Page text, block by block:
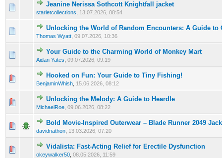
Jeanine Nerissa Sothcott Knightfall jacket
starletcollections 13.07.2026, 08:54
0 Bewertung(en) - 0 von 5 durchschnittlich
12345
Unlocking the World of Random Encounters: A Guide to
Thomas Wyatt 09.07.2026, 10:36
0 Bewertung(en) - 0 von 5 durchschnittlich
12 34 5
Your Guide to the Charming World of Monkey Mart
Aidan Yates 09.07.2026, 09:19
0 Bewertung(en) - 0 von 5 durchschnittlich
12345
Hooked on Fun: Your Guide to Tiny Fishing!
BenjaminWhish 15.06.2026, 08:12
0 Bewertung(en) - 0 von 5 durchschnittlich
123 45
Unlocking the Melody: A Guide to Heardle
MichaelRoe 09.06.2026, 08:22
0 Bewertung(en) - 0 von 5 durchschnittlich
12345
Bold Movie-Inspired Outerwear – Blade Runner 2049
davidnathon 13.03.2026, 07:20
0 Bewertung(en) - 0 von 5 durchschnittlich
12 345
Vidalista: Fast-Acting Relief for Erectile Dysfunction
okeywalker50 08.05.2026, 11:59
0 Bewertung(en) - 0 von 5 durchschnittlich
123 45